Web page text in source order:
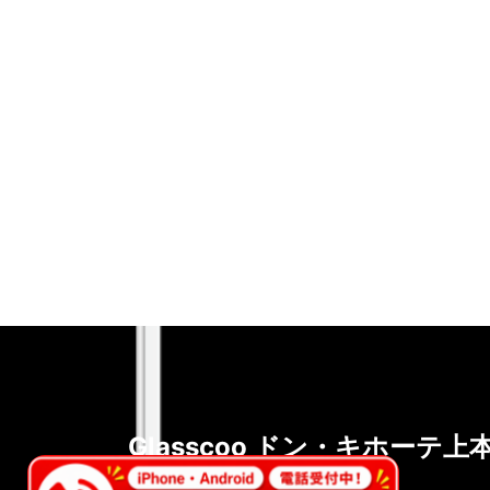
Glasscoo ドン・キホーテ上